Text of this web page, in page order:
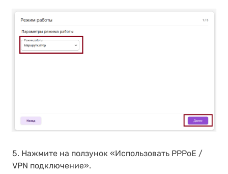
5. Нажмите на ползунок «Использовать PPPoE /
VPN подключение».